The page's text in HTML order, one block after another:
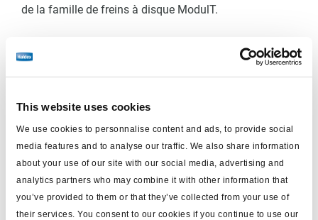
This website uses cookies
We use cookies to personnalise content and ads, to provide social
media features and to analyse our traffic. We also share information
about your use of our site with our social media, advertising and
analytics partners who may combine it with other information that
you’ve provided to them or that they’ve collected from your use of
their services. You consent to our cookies if you continue to use our
de la famille de freins à disque ModulT.